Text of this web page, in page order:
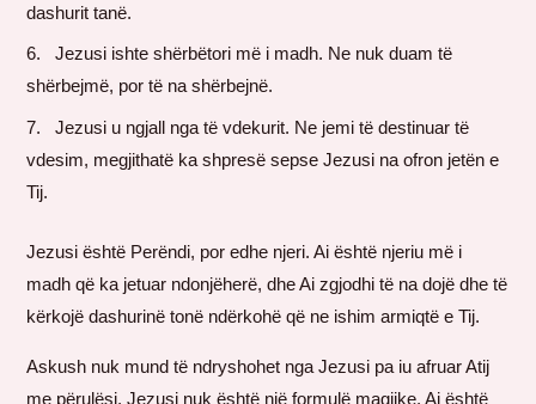
dashurit tanë.
Jezusi ishte shërbëtori më i madh. Ne nuk duam të
shërbejmë, por të na shërbejnë.
Jezusi u ngjall nga të vdekurit. Ne jemi të destinuar të
vdesim, megjithatë ka shpresë sepse Jezusi na ofron jetën e
Tij.
Jezusi është Perëndi, por edhe njeri. Ai është njeriu më i
madh që ka jetuar ndonjëherë, dhe Ai zgjodhi të na dojë dhe të
kërkojë dashurinë tonë ndërkohë që ne ishim armiqtë e Tij.
Askush nuk mund të ndryshohet nga Jezusi pa iu afruar Atij
me përulësi. Jezusi nuk është një formulë magjike. Ai është